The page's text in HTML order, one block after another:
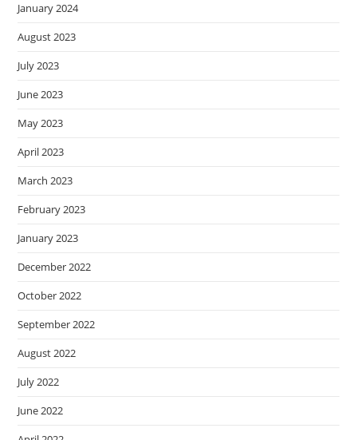
January 2024
August 2023
July 2023
June 2023
May 2023
April 2023
March 2023
February 2023
January 2023
December 2022
October 2022
September 2022
August 2022
July 2022
June 2022